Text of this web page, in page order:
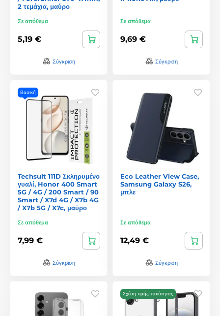
2 τεμάχια, μαύρο
Σε απόθεμα
5,19 €
Σύγκριση
Σε απόθεμα
9,69 €
Σύγκριση
Βασική
Techsuit 111D Σκληρυμένο
γυαλί, Honor 400 Smart
5G / 4G / 200 Smart / 90
Smart / X7d 4G / X7b 4G
/ X7b 5G / X7c, μαύρο
Σε απόθεμα
7,99 €
Σύγκριση
Eco Leather View Case,
Samsung Galaxy S26,
μπλε
Σε απόθεμα
12,49 €
Σύγκριση
Σχέση τιμής-ποιότητας